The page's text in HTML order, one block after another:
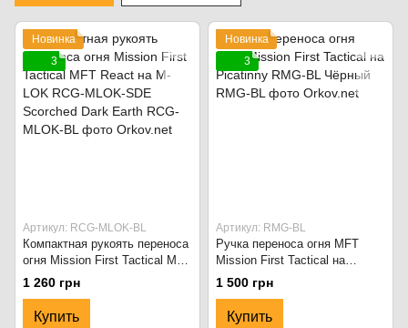
Новинка
3
Артикул: RCG-MLOK-BL
Компактная рукоять переноса
огня Mission First Tactical MFT
React на M-LOK RCG-MLOK-
SDE Scorched Dark Earth
1 260 грн
Купить
Новинка
3
Артикул: RMG-BL
Ручка переноса огня MFT
Mission First Tactical на
Picatinny RMG-BL Чёрный
1 500 грн
Купить